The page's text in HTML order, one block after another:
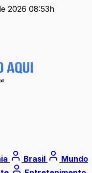
2026 08:53h
Brasil
Mundo